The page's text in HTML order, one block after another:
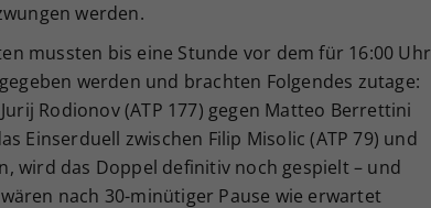
werden.
mussten bis eine Stunde vor dem für 16:00 Uhr
werden und brachten Folgendes zutage:
Rodionov (ATP 177) gegen Matteo Berrettini
Einserduell zwischen Filip Misolic (ATP 79) und
wird das Doppel definitiv noch gespielt – und
nach 30-minütiger Pause wie erwartet